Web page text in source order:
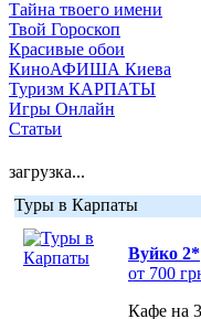
Тайна твоего имени
Твой Гороскоп
Красивые обои
КиноАФИША Киева
Туризм КАРПАТЫ
Игры Онлайн
Статьи
загрузка...
Туры в Карпаты
Вуйко 2*
от 700
Кафе на